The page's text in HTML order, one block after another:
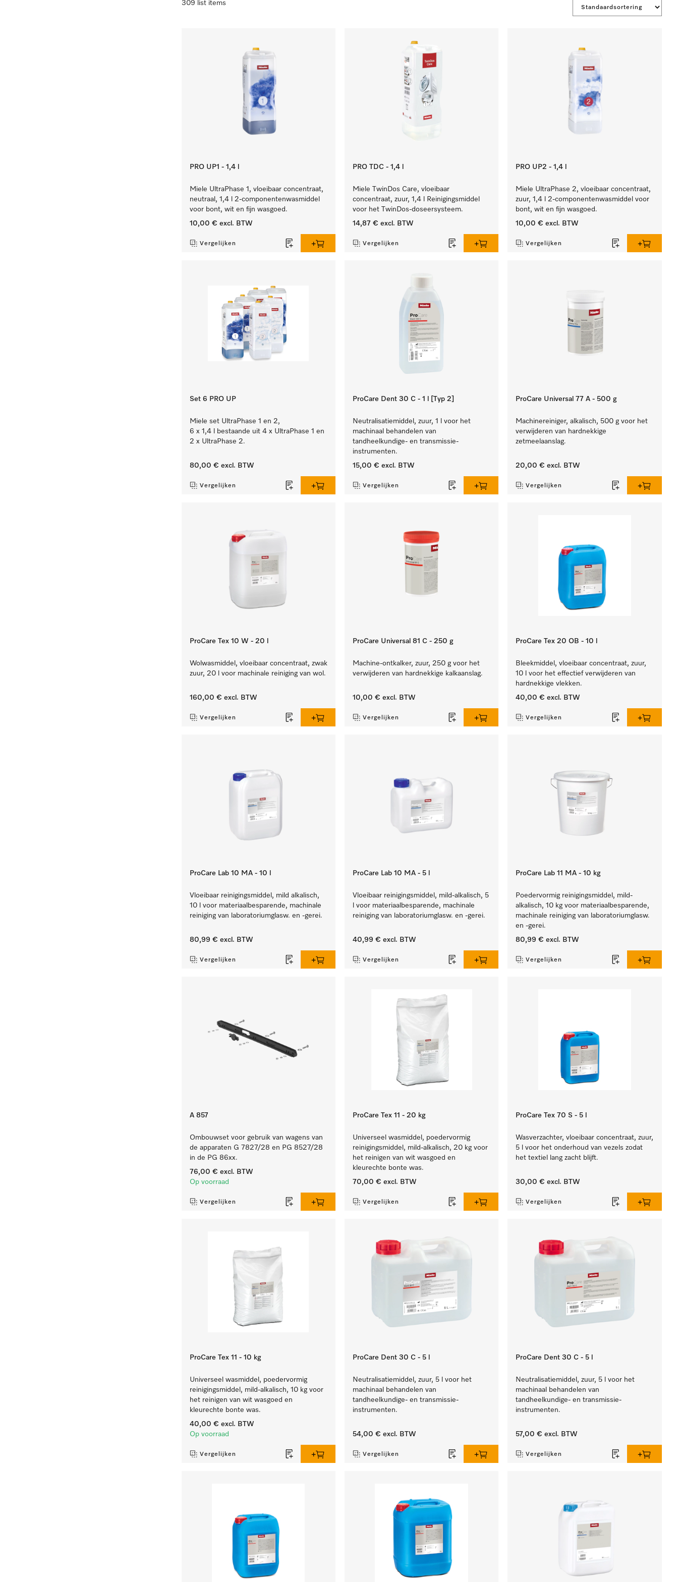
309 list items
PRO UP1 - 1,4 l
Miele UltraPhase 1, vloeibaar concentraat,
neutraal, 1,4 l 2-componentenwasmiddel
voor bont, wit en fijn wasgoed.
10,00 € excl. BTW
Vergelijken
PRO TDC - 1,4 l
Miele TwinDos Care, vloeibaar
concentraat, zuur, 1,4 l Reinigingsmiddel
voor het TwinDos-doseersysteem.
14,87 € excl. BTW
Vergelijken
PRO UP2 - 1,4 l
Miele UltraPhase 2, vloeibaar concentraat,
zuur, 1,4 l 2-componentenwasmiddel voor
bont, wit en fijn wasgoed.
10,00 € excl. BTW
Vergelijken
Set 6 PRO UP
Miele set UltraPhase 1 en 2,
6 x 1,4 l bestaande uit 4 x UltraPhase 1 en
2 x UltraPhase 2.
80,00 € excl. BTW
Vergelijken
ProCare Dent 30 C - 1 l [Typ 2]
Neutralisatiemiddel, zuur, 1 l voor het
machinaal behandelen van
tandheelkundige- en transmissie-
instrumenten.
15,00 € excl. BTW
Vergelijken
ProCare Universal 77 A - 500 g
Machinereiniger, alkalisch, 500 g voor het
verwijderen van hardnekkige
zetmeelaanslag.
20,00 € excl. BTW
Vergelijken
ProCare Tex 10 W - 20 l
Wolwasmiddel, vloeibaar concentraat, zwak
zuur, 20 l voor machinale reiniging van wol.
160,00 € excl. BTW
Vergelijken
ProCare Universal 81 C - 250 g
Machine-ontkalker, zuur, 250 g voor het
verwijderen van hardnekkige kalkaanslag.
10,00 € excl. BTW
Vergelijken
ProCare Tex 20 OB - 10 l
Bleekmiddel, vloeibaar concentraat, zuur,
10 l voor het effectief verwijderen van
hardnekkige vlekken.
40,00 € excl. BTW
Vergelijken
ProCare Lab 10 MA - 10 l
Vloeibaar reinigingsmiddel, mild alkalisch,
10 l voor materiaalbesparende, machinale
reiniging van laboratoriumglasw. en -gerei.
80,99 € excl. BTW
Vergelijken
ProCare Lab 10 MA - 5 l
Vloeibaar reinigingsmiddel, mild-alkalisch, 5
l voor materiaalbesparende, machinale
reiniging van laboratoriumglasw. en -gerei.
40,99 € excl. BTW
Vergelijken
ProCare Lab 11 MA - 10 kg
Poedervormig reinigingsmiddel, mild-
alkalisch, 10 kg voor materiaalbesparende,
machinale reiniging van laboratoriumglasw.
en -gerei.
80,99 € excl. BTW
Vergelijken
A 857
Ombouwset voor gebruik van wagens van
de apparaten G 7827/28 en PG 8527/28
in de PG 86xx.
76,00 € excl. BTW
Op voorraad
Vergelijken
ProCare Tex 11 - 20 kg
Universeel wasmiddel, poedervormig
reinigingsmiddel, mild-alkalisch, 20 kg voor
het reinigen van wit wasgoed en
kleurechte bonte was.
70,00 € excl. BTW
Vergelijken
ProCare Tex 70 S - 5 l
Wasverzachter, vloeibaar concentraat, zuur,
5 l voor het onderhoud van vezels zodat
het textiel lang zacht blijft.
30,00 € excl. BTW
Vergelijken
ProCare Tex 11 - 10 kg
Universeel wasmiddel, poedervormig
reinigingsmiddel, mild-alkalisch, 10 kg voor
het reinigen van wit wasgoed en
kleurechte bonte was.
40,00 € excl. BTW
Op voorraad
Vergelijken
ProCare Dent 30 C - 5 l
Neutralisatiemiddel, zuur, 5 l voor het
machinaal behandelen van
tandheelkundige- en transmissie-
instrumenten.
54,00 € excl. BTW
Vergelijken
ProCare Dent 30 C - 5 l
Neutralisatiemiddel, zuur, 5 l voor het
machinaal behandelen van
tandheelkundige- en transmissie-
instrumenten.
57,00 € excl. BTW
Vergelijken